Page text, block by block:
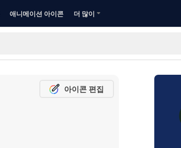
애니메이션 아이콘 더 많이
아이콘 편집